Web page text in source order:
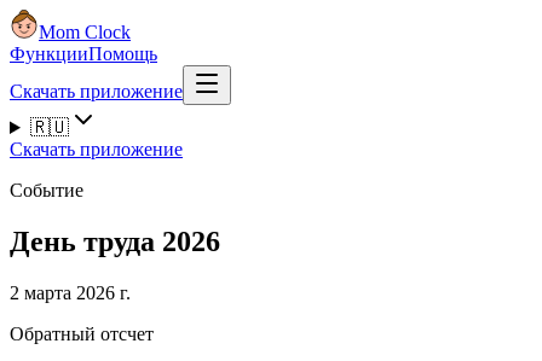
Mom Clock
ФункцииПомощь
Скачать приложение
🇷🇺
Скачать приложение
Событие
День труда 2026
2 марта 2026 г.
Обратный отсчет